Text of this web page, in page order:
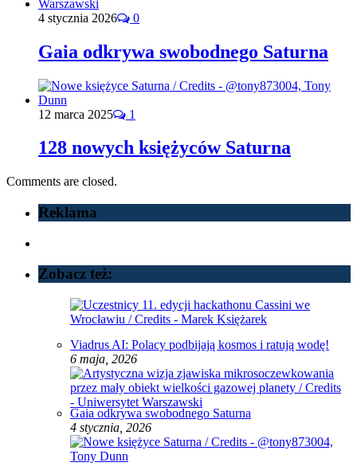
4 stycznia 2026 0
Gaia odkrywa swobodnego Saturna
12 marca 2025 1
128 nowych księżyców Saturna
Comments are closed.
Reklama
Zobacz też:
Viadrus AI: Polacy podbijają kosmos i ratują wodę!
6 maja, 2026
Gaia odkrywa swobodnego Saturna
4 stycznia, 2026